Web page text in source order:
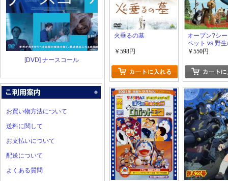
[DVD] ナースコール
お買い物方法について
送料に関して
お支払いについて
配送について
よくある質問
火垂るの墓
￥598円
オープン?シ
ペット vs 野
ぶつたち
￥550円